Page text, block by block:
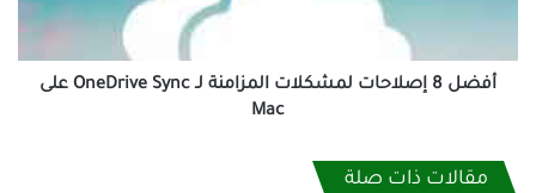
على
أفضل 8 إصلاحات لمشكلات المزامنة لـ OneDrive Sync على
Mac
مقالات ذات صلة